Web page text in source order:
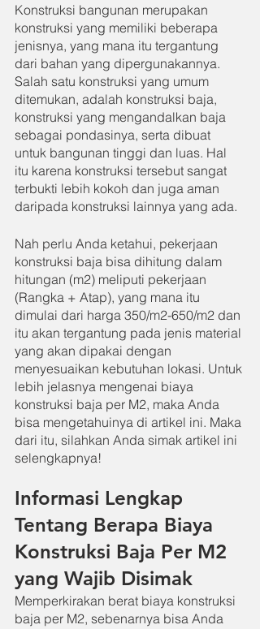
Konstruksi bangunan merupakan
konstruksi yang memiliki beberapa
jenisnya, yang mana itu tergantung
dari bahan yang dipergunakannya.
Salah satu konstruksi yang umum
ditemukan, adalah konstruksi baja,
konstruksi yang mengandalkan baja
sebagai pondasinya, serta dibuat
untuk bangunan tinggi dan luas. Hal
itu karena konstruksi tersebut sangat
terbukti lebih kokoh dan juga aman
daripada konstruksi lainnya yang ada.
Nah perlu Anda ketahui, pekerjaan
konstruksi baja bisa dihitung dalam
hitungan (m2) meliputi pekerjaan
(Rangka + Atap), yang mana itu
dimulai dari harga 350/m2-650/m2 dan
itu akan tergantung pada jenis material
yang akan dipakai dengan
menyesuaikan kebutuhan lokasi. Untuk
lebih jelasnya mengenai biaya
konstruksi baja per M2, maka Anda
bisa mengetahuinya di artikel ini. Maka
dari itu, silahkan Anda simak artikel ini
selengkapnya!
Informasi Lengkap
Tentang Berapa Biaya
Konstruksi Baja Per M2
yang Wajib Disimak
Memperkirakan berat biaya konstruksi
baja per M2, sebenarnya bisa Anda